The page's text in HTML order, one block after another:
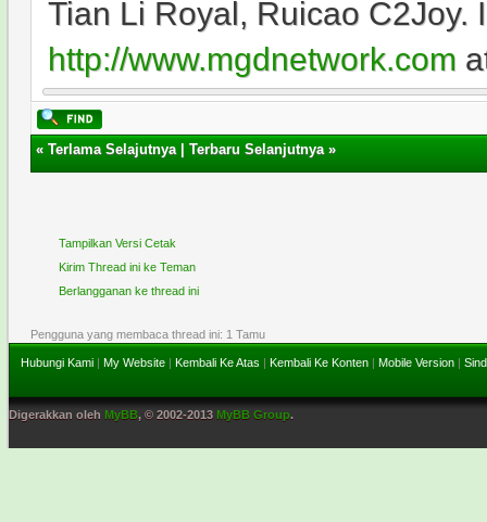
Tian Li Royal, Ruicao C2Joy.
http://www.mgdnetwork.com
«Terlama Selajutnya|Terbaru Selanjutnya»
Tampilkan Versi Cetak
Kirim Thread ini ke Teman
Berlangganan ke thread ini
Pengguna yang membaca thread ini: 1 Tamu
Hubungi Kami | My Website | Kembali Ke Atas | Kembali Ke Konten | Mobile Version |
Digerakkan oleh MyBB, © 2002-2013 MyBB Group.